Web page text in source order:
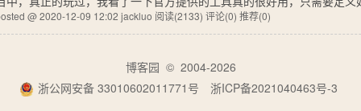
@ 2020-12-09 12:02 jackluo 阅读(2133) 评论(0) 推荐(0)
博客园 © 2004-2026
浙公网安备 33010602011771号
浙ICP备2021040463号-3